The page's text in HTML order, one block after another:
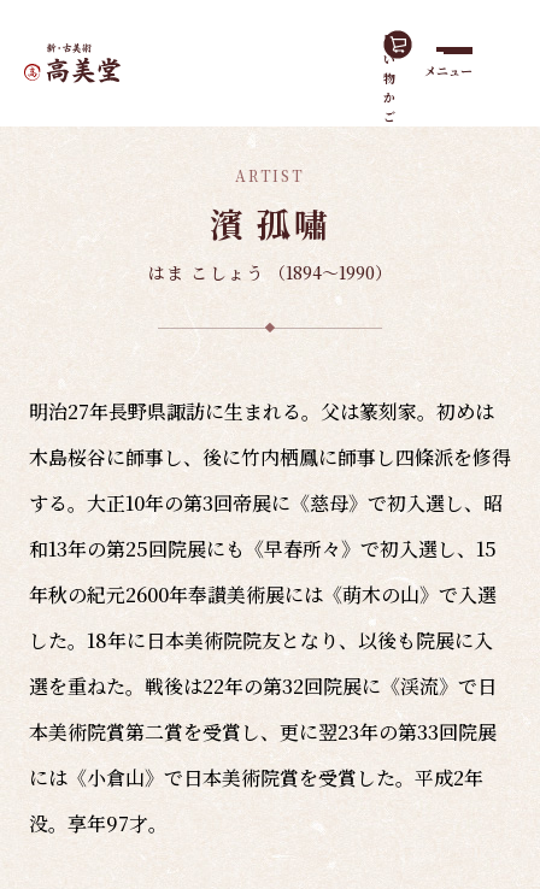
買
い
物
か
ご
メニュー
ホーム諸作家
ARTIST
濱 孤嘯
はま こしょう （1894～1990）
明治27年長野県諏訪に生まれる。父は篆刻家。初めは
木島桜谷に師事し、後に竹内栖鳳に師事し四條派を修得
する。大正10年の第3回帝展に《慈母》で初入選し、昭
和13年の第25回院展にも《早春所々》で初入選し、15
年秋の紀元2600年奉讃美術展には《萌木の山》で入選
した。18年に日本美術院院友となり、以後も院展に入
選を重ねた。戦後は22年の第32回院展に《渓流》で日
本美術院賞第二賞を受賞し、更に翌23年の第33回院展
には《小倉山》で日本美術院賞を受賞した。平成2年
没。享年97才。